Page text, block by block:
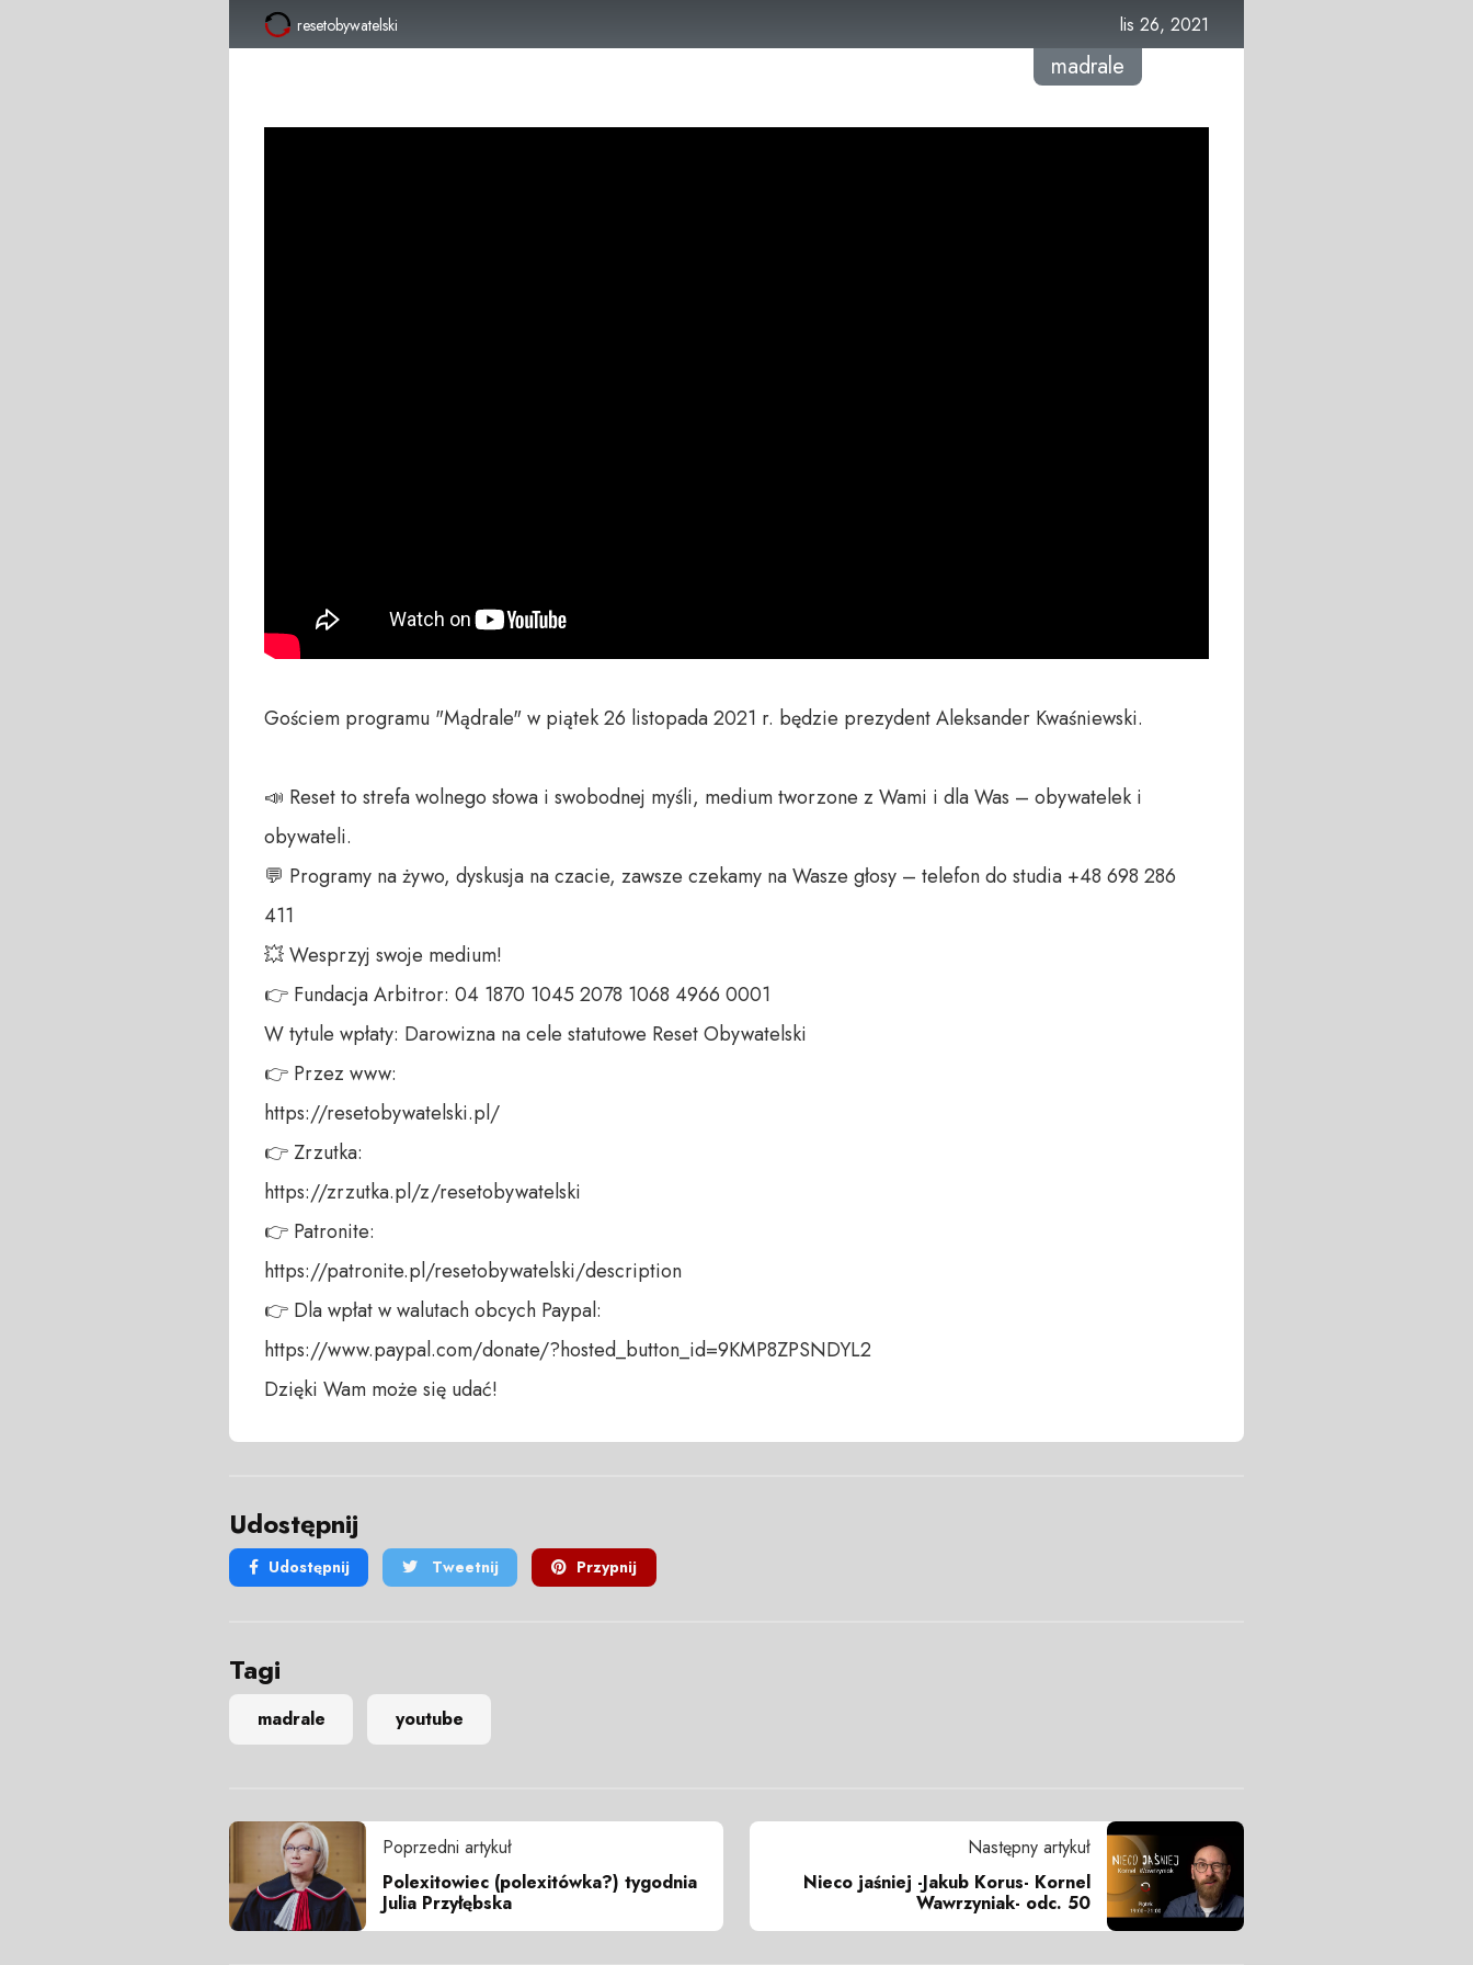
resetobywatelski lis 26, 2021
madrale
Gościem programu "Mądrale" w piątek 26 listopada 2021 r. będzie prezydent Aleksander Kwaśniewski.
📣 Reset to strefa wolnego słowa i swobodnej myśli, medium tworzone z Wami i dla Was – obywatelek i
obywateli.
💬 Programy na żywo, dyskusja na czacie, zawsze czekamy na Wasze głosy – telefon do studia +48 698 286
411
💥 Wesprzyj swoje medium!
👉 Fundacja Arbitror: 04 1870 1045 2078 1068 4966 0001
W tytule wpłaty: Darowizna na cele statutowe Reset Obywatelski
👉 Przez www:
https://resetobywatelski.pl/
👉 Zrzutka:
https://zrzutka.pl/z/resetobywatelski
👉 Patronite:
https://patronite.pl/resetobywatelski/description
👉 Dla wpłat w walutach obcych Paypal:
https://www.paypal.com/donate/?hosted_button_id=9KMP8ZPSNDYL2
Dzięki Wam może się udać!
Udostępnij
Udostępnij Tweetnij Przypnij
Tagi
madrale youtube
Poprzedni artykuł
Polexitowiec (polexitówka?) tygodnia
Julia Przyłębska
Następny artykuł
Nieco jaśniej -Jakub Korus- Kornel
Wawrzyniak- odc. 50